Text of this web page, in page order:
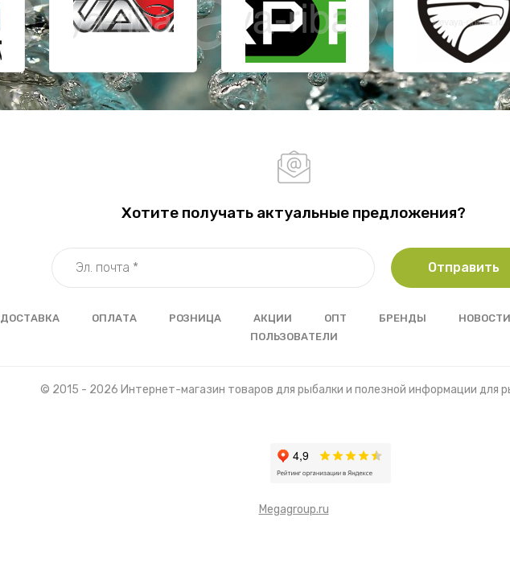
Хотите получать актуальные предложения?
Отправить
ДОСТАВКА ОПЛАТА РОЗНИЦА АКЦИИ ОПТ БРЕНДЫ НОВОСТИ
ПОЛЬЗОВАТЕЛИ
© 2015 - 2026 Интернет-магазин товаров для рыбалки и полезной информации для
Megagroup.ru